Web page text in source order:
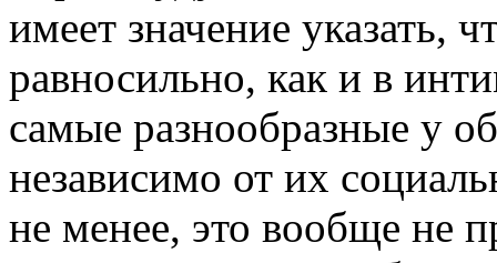
имеет значение указать,
равносильно, как и в
самые разнообразные у
независимо от их
не менее, это вообще не